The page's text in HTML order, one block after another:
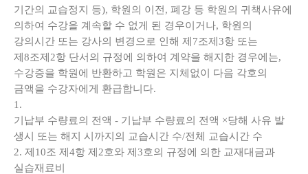
기간의 교습정지 등), 학원의 이전, 폐강 등 학원의 귀책사유에
의하여 수강을 계속할 수 없게 된 경우이거나, 학원의
강의시간 또는 강사의 변경으로 인해 제7조제3항 또는
제8조제2항 단서의 규정에 의하여 계약을 해지한 경우에는,
수강증을 학원에 반환하고 학원은 지체없이 다음 각호의
금액을 수강자에게 환급합니다.
1.
기납부 수량료의 전액 - 기납부 수량료의 전액 ×당해 사유 발
생시 또는 해지 시까지의 교습시간 수/전체 교습시간 수
2. 제10조 제4항 제2호와 제3호의 규정에 의한 교재대금과
실습재료비